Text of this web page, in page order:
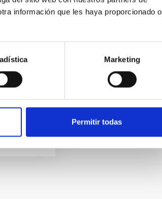
información que les haya proporcionado o
Marketing
Permitir todas